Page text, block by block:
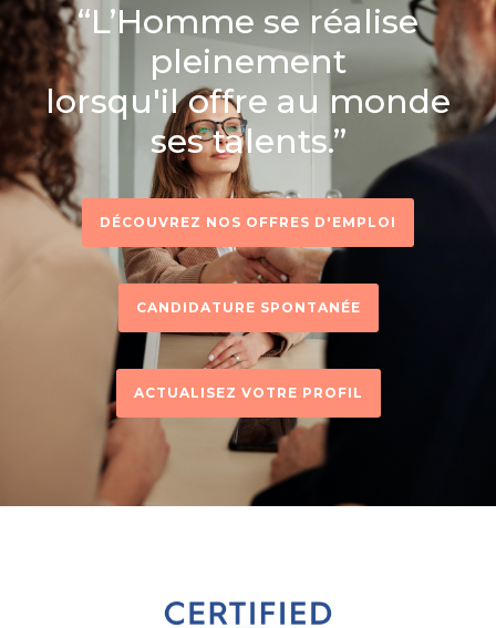
“L’Homme se réalise
pleinement
lorsqu'il offre au monde
ses talents.”
DÉCOUVREZ NOS OFFRES D'EMPLOI
CANDIDATURE SPONTANÉE
ACTUALISEZ VOTRE PROFIL